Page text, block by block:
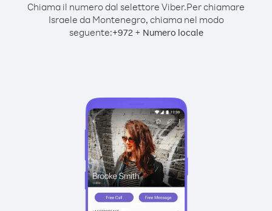
Chiama il numero dal selettore Viber.Per chiamare
Israele da Montenegro, chiama nel modo
seguente:+972+ Numero locale